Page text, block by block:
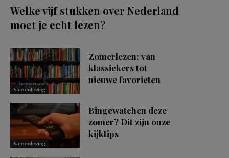
Welke vijf stukken over Nederland
moet je echt lezen?
Samenleving
Zomerlezen: van
klassiekers tot
nieuwe favorieten
Samenleving
Bingewatchen deze
zomer? Dit zijn onze
kijktips